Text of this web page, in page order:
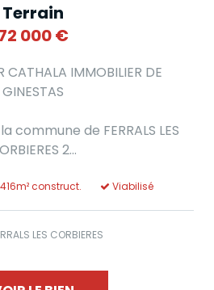
Terrain
000€
CATHALA IMMOBILIER DE
GINESTAS
commune de FERRALS LES
2...
416m² construct. Viabilisé
LES CORBIERES